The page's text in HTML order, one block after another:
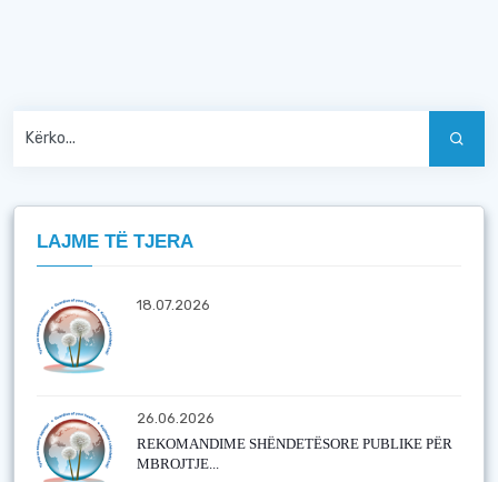
LAJME TË TJERA
18.07.2026
26.06.2026
REKOMANDIME SHËNDETËSORE PUBLIKE PËR
MBROJTJE...